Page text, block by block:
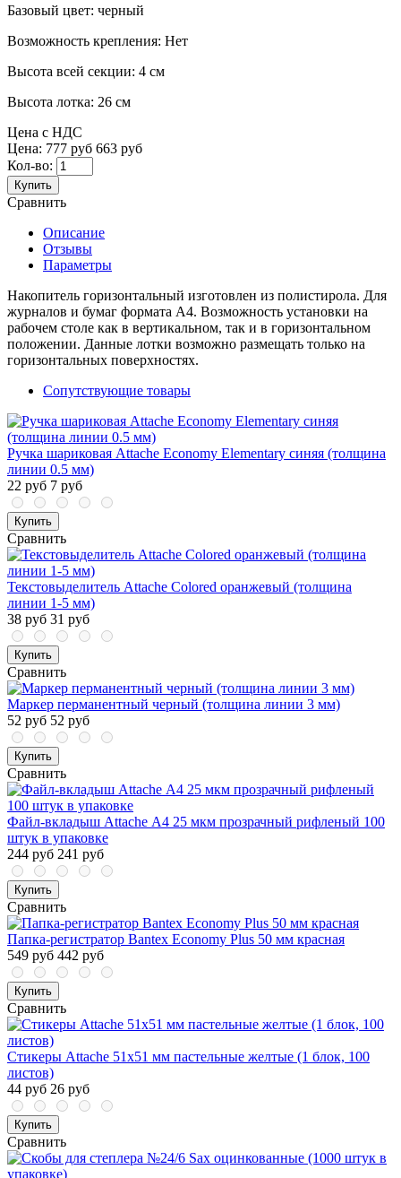
Базовый цвет: черный
Возможность крепления: Нет
Высота всей секции: 4 см
Высота лотка: 26 см
Цена с НДС
Цена: 777 руб 663 руб
Кол-во:
Купить
Сравнить
Описание
Отзывы
Параметры
Накопитель горизонтальный изготовлен из полистирола. Для
журналов и бумаг формата А4. Возможность установки на
рабочем столе как в вертикальном, так и в горизонтальном
положении. Данные лотки возможно размещать только на
горизонтальных поверхностях.
Сопутствующие товары
Ручка шариковая Attache Economy Elementary синяя (толщина
линии 0.5 мм)
22 руб 7 руб
Купить
Сравнить
Текстовыделитель Attache Colored оранжевый (толщина
линии 1-5 мм)
38 руб 31 руб
Купить
Сравнить
Маркер перманентный черный (толщина линии 3 мм)
52 руб 52 руб
Купить
Сравнить
Файл-вкладыш Attache А4 25 мкм прозрачный рифленый 100
штук в упаковке
244 руб 241 руб
Купить
Сравнить
Папка-регистратор Bantex Economy Plus 50 мм красная
549 руб 442 руб
Купить
Сравнить
Стикеры Attache 51х51 мм пастельные желтые (1 блок, 100
листов)
44 руб 26 руб
Купить
Сравнить